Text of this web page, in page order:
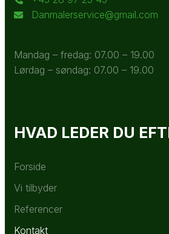
Danmalerservice@gmail.com
Mandag – fredag: 07.00 – 19.00
Lørdag – søndag: 07.00 – 19.00
HVAD LEDER DU
Forside
Vi tilbyder
Referencer
Kontakt